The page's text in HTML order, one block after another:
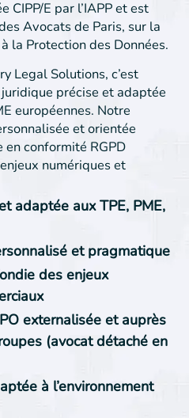
CIPP/E par l’IAPP et est
Avocats de Paris, sur la
la Protection des Données.
Legal Solutions, c’est
précise et adaptée
européennes. Notre
et orientée
conformité RGPD
numériques et
adaptée aux TPE, PME,
et pragmatique
des enjeux
externalisée et auprès
(avocat détaché en
à l’environnement